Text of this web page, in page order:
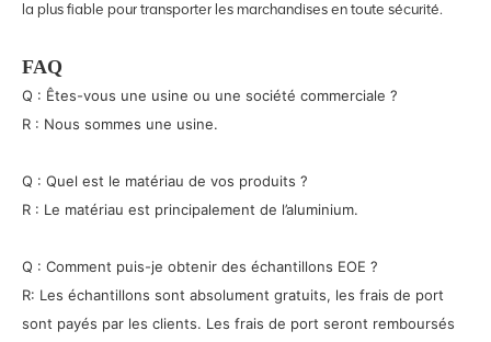
la plus fiable pour transporter les marchandises en toute sécurité.
FAQ
Q : Êtes-vous une usine ou une société commerciale ?
R : Nous sommes une usine.
Q : Quel est le matériau de vos produits ?
R : Le matériau est principalement de l’aluminium.
Q : Comment puis-je obtenir des échantillons EOE ?
R: Les échantillons sont absolument gratuits, les frais de port
sont payés par les clients. Les frais de port seront remboursés